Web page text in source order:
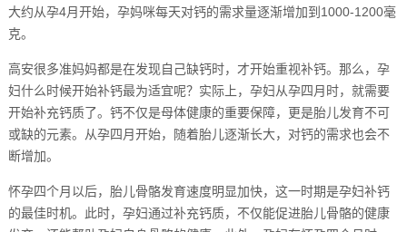
大约从孕4月开始，孕妈咪每天对钙的需求量逐渐增加到1000-1200毫
克。
高安很多准妈妈都是在发现自己缺钙时，才开始重视补钙。那么，孕
妇什么时候开始补钙最为适宜呢？实际上，孕妇从孕四月时，就需要
开始补充钙质了。钙不仅是母体健康的重要保障，更是胎儿发育不可
或缺的元素。从孕四月开始，随着胎儿逐渐长大，对钙的需求也会不
断增加。
怀孕四个月以后，胎儿骨骼发育速度明显加快，这一时期是孕妇补钙
的最佳时机。此时，孕妇通过补充钙质，不仅能促进胎儿骨骼的健康